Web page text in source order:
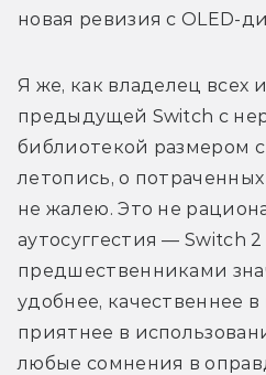
новая ревизия с OLED-
Я же, как владелец всех
предыдущей Switch с
библиотекой размером
летопись, о
не жалею. Это не
аутосуггестия — Switch
предшественниками
удобнее, качественнее
приятнее в
любые сомнения в